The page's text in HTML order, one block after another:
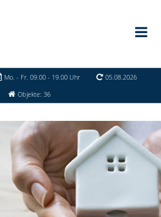
Mo. - Fr. 09.00 - 19.00 Uhr
05.08.2026
Objekte: 36